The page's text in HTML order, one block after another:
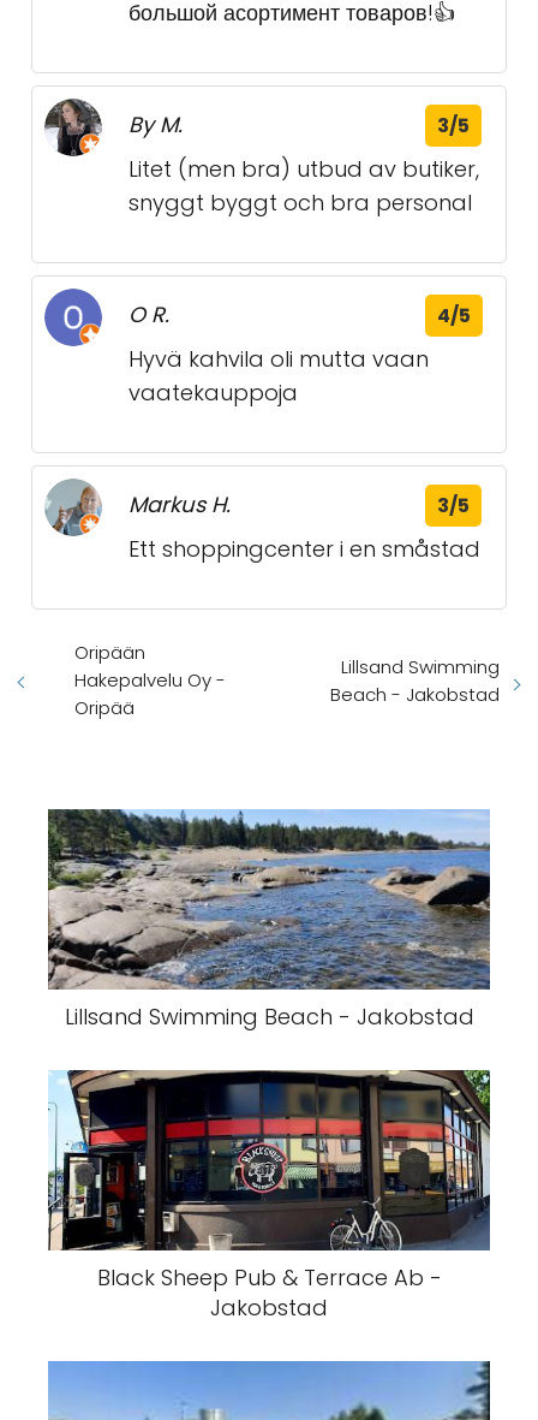
большой асортимент товаров!👍
By M. 3/5
Litet (men bra) utbud av butiker,
snyggt byggt och bra personal
O R. 4/5
Hyvä kahvila oli mutta vaan
vaatekauppoja
Markus H. 3/5
Ett shoppingcenter i en småstad
Oripään
Hakepalvelu Oy -
Oripää
Lillsand Swimming
Beach - Jakobstad
Lillsand Swimming Beach - Jakobstad
Black Sheep Pub & Terrace Ab -
Jakobstad